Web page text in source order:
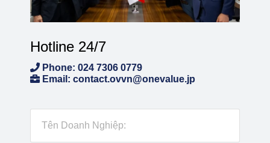
Hotline 24/7
Phone: 024 7306 0779
Email: contact.ovvn@onevalue.jp